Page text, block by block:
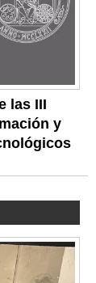
las III
y